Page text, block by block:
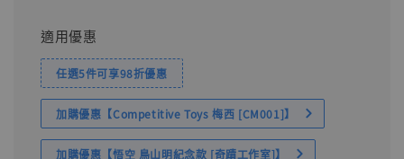
適用優惠
任選5件可享98折優惠
加購優惠【Competitive Toys 梅西 [CM001]】
加購優惠【悟空 鳥山明紀念款 [奇蹟工作室]】